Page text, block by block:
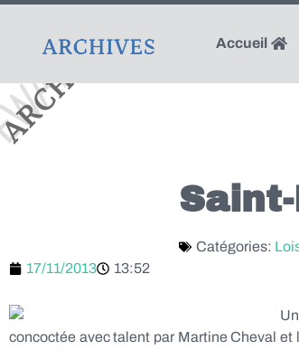
Accueil
Catégories:
17/11/2013
13:52
concoctée avec talent par Martine Cheval et